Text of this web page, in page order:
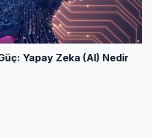
Yapay Zeka (AI) Nedir